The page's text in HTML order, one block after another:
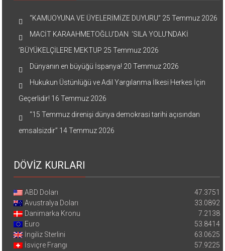
“KAMUOYUNA VE ÜYELERİMİZE DUYURU” 25 Temmuz 2026
MACİT KARAAHMETOĞLU’DAN ‘SILA YOLU’NDAKİ
’BÜYÜKELÇİLERE MEKTUP 25 Temmuz 2026
Dünyanın en büyüğü İspanya! 20 Temmuz 2026
Hukukun Üstünlüğü ve Adil Yargılanma İlkesi Herkes İçin
Geçerlidir! 16 Temmuz 2026
“15 Temmuz direnişi dünya demokrasi tarihi açısından
emsalsizdir” 14 Temmuz 2026
DÖVİZ KURLARI
ABD Doları
47.3751
Avustralya Doları
33.0892
Danimarka Kronu
7.2138
Euro
53.8414
İngiliz Sterlini
63.0625
İsviçre Frangı
57.9225